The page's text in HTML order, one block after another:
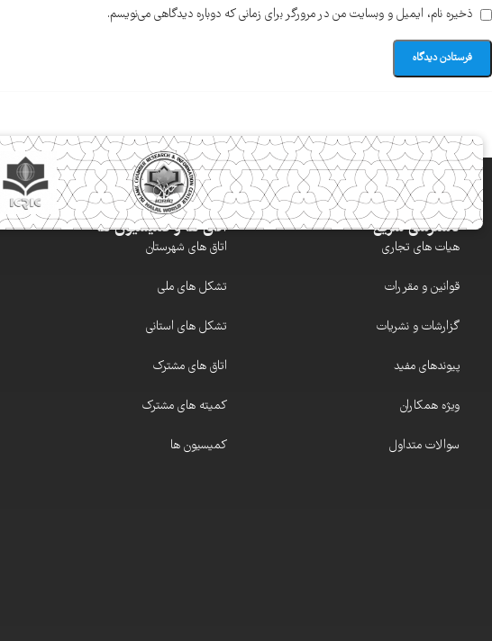
ذخیره نام، ایمیل و وبسایت من در مرورگر برای زمانی که دوباره دیدگاهی می‌نویسم.
دسترسی سریع
هیات های تجاری
قوانین و مقررات
گزارشات و نشریات
پیوندهای مفید
ویژه همکاران
سوالات متداول
اتاق ها و کمیسیون ها
اتاق های شهرستان
تشکل های ملی
تشکل های استانی
اتاق های مشترک
کمیته های مشترک
کمیسیون ها